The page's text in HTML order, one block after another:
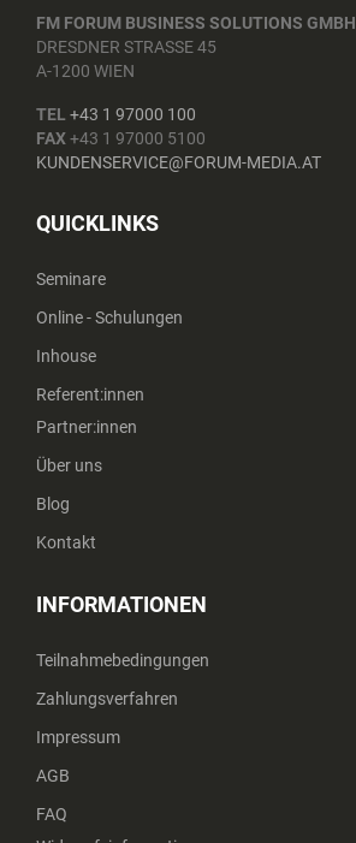
FM FORUM BUSINESS SOLUTIONS GMBH
DRESDNER STRASSE 45
A-1200 WIEN
TEL +43 1 97000 100
FAX+43 1 97000 5100
KUNDENSERVICE@FORUM-MEDIA.AT
QUICKLINKS
Seminare
Online - Schulungen
Inhouse
Referent:innen
Partner:innen
Über uns
Blog
Kontakt
INFORMATIONEN
Teilnahmebedingungen
Zahlungsverfahren
Impressum
AGB
FAQ